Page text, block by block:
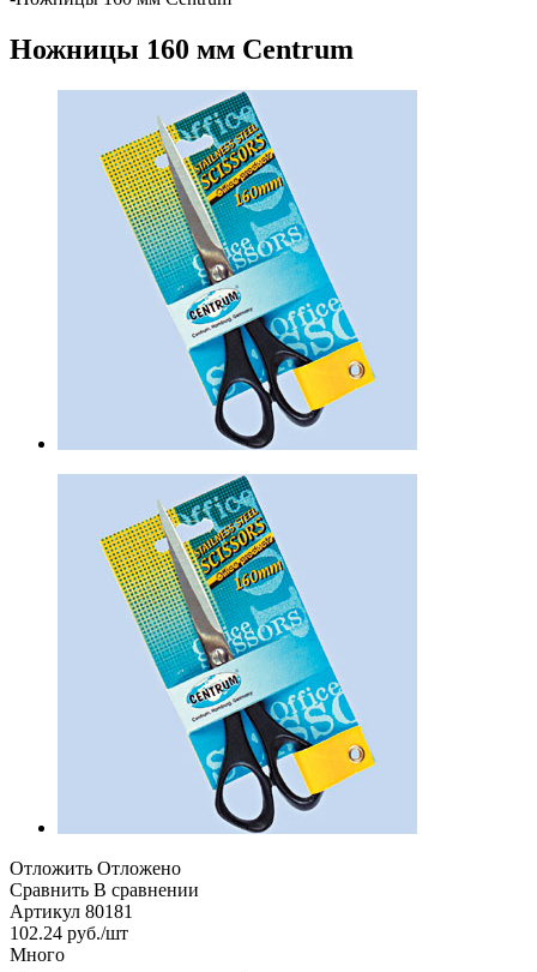
Ножницы 160 мм Centrum
Отложить Отложено
Сравнить В сравнении
Артикул 80181
102.24 руб./шт
Много